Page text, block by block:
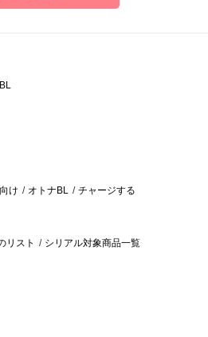
け オトナBL チャージする
リスト シリアル対象商品一覧